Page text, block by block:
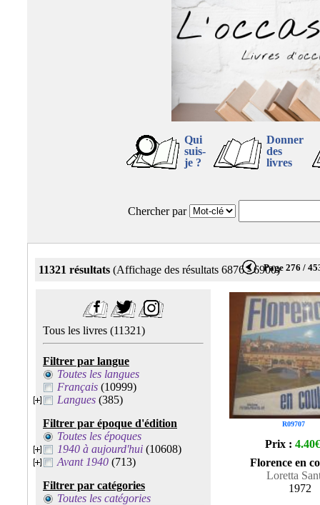
Qui
suis-
je ?
Donner
des
livres
Chercher par
11321 résultats (Affichage des résultats 6876 - 6900)Page 276 /
Tous les livres (11321)
Filtrer par langue
Toutes les langues
Français (10999)
Langues (385)
Filtrer par époque d'édition
Toutes les époques
1940 à aujourd'hui (10608)
Avant 1940 (713)
Filtrer par catégories
Toutes les catégories
R09707
Prix : 4.40€
Florence en
Loretta
1972